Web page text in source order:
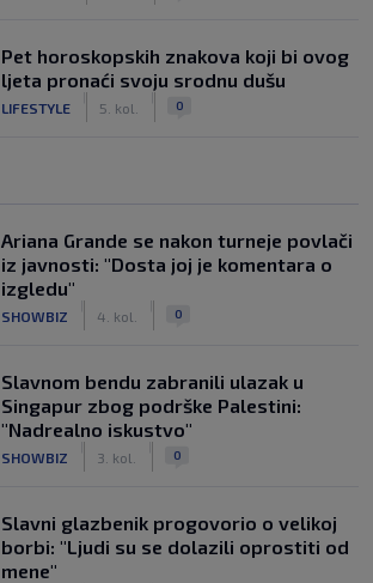
Pet horoskopskih znakova koji bi ovog
ljeta pronaći svoju srodnu dušu
LIFESTYLE 5. kol. 0
Ariana Grande se nakon turneje povlači
iz javnosti: "Dosta joj je komentara o
izgledu"
SHOWBIZ 4. kol. 0
Slavnom bendu zabranili ulazak u
Singapur zbog podrške Palestini:
"Nadrealno iskustvo"
SHOWBIZ 3. kol. 0
Slavni glazbenik progovorio o velikoj
borbi: "Ljudi su se dolazili oprostiti od
mene"